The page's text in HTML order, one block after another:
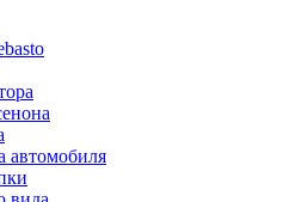
автомобиля